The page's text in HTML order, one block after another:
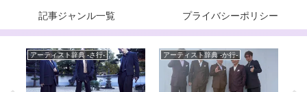
記事ジャンル一覧 プライバシーポリシー
アーティスト辞典 -さ行- アーティスト辞典 -か行-